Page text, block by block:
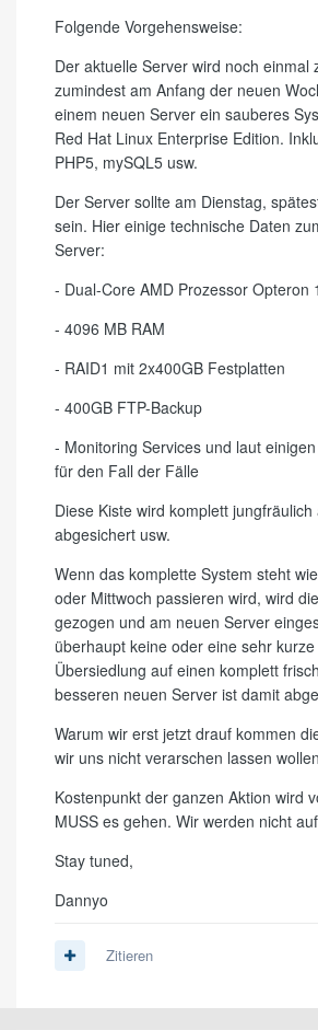
Folgende Vorgehensweise:
Der aktuelle Server wird noch
zumindest am Anfang der neuen
einem neuen Server ein sauberes
Red Hat Linux Enterprise Edition.
PHP5, mySQL5 usw.
Der Server sollte am Dienstag,
sein. Hier einige technische Daten
Server:
- Dual-Core AMD Prozessor Opteron
- 4096 MB RAM
- RAID1 mit 2x400GB Festplatten
- 400GB FTP-Backup
- Monitoring Services und laut
für den Fall der Fälle
Diese Kiste wird komplett
abgesichert usw.
Wenn das komplette System steht
oder Mittwoch passieren wird, wird
gezogen und am neuen Server
überhaupt keine oder eine sehr
Übersiedlung auf einen komplett
besseren neuen Server ist damit
Warum wir erst jetzt drauf kommen
wir uns nicht verarschen lassen
Kostenpunkt der ganzen Aktion wird
MUSS es gehen. Wir werden nicht
Stay tuned,
Dannyo
Zitieren